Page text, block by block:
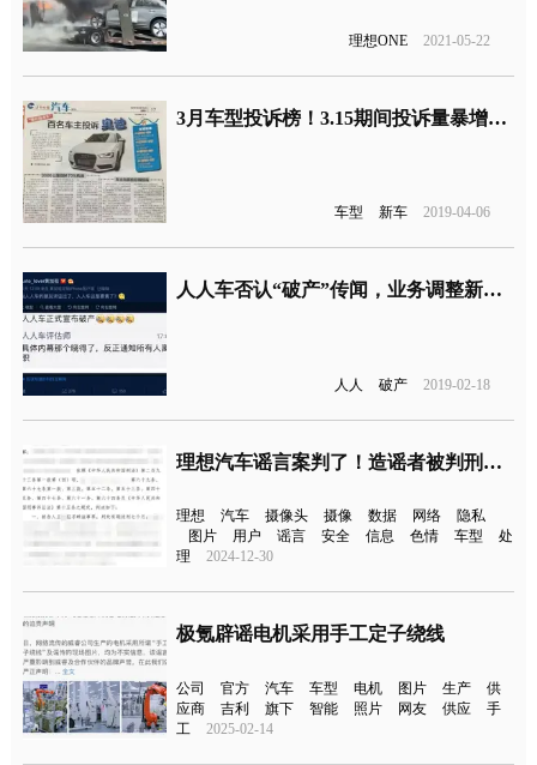
理想ONE 2021-05-22
3月车型投诉榜！3.15期间投诉量暴增，车内异味问题再次爆发
车型 新车 2019-04-06
人人车否认“破产”传闻，业务调整新一轮大规模关站来临？
人人 破产 2019-02-18
理想汽车谣言案判了！造谣者被判刑七个月
理想 汽车 摄像头 摄像 数据 网络
隐私
图片
用户 谣言 安全 信息 色情 车型
处
理
2024-12-30
极氪辟谣电机采用手工定子绕线
公司 官方 汽车 车型 电机 图片 生产
供
应商
吉利 旗下 智能 照片 网友 供应
手
工
2025-02-14